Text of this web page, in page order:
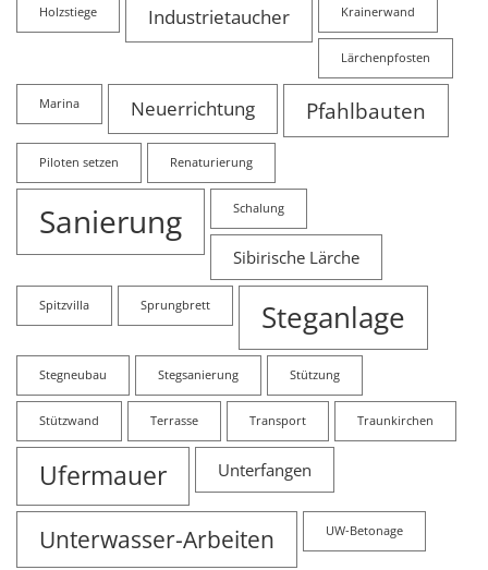
Holzstiege Industrietaucher Krainerwand
Lärchenpfosten
Marina Neuerrichtung Pfahlbauten
Piloten setzen Renaturierung
Sanierung Schalung
Sibirische Lärche
Spitzvilla Sprungbrett Steganlage
Stegneubau Stegsanierung Stützung
Stützwand Terrasse Transport Traunkirchen
Ufermauer Unterfangen
Unterwasser-Arbeiten UW-Betonage